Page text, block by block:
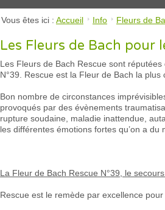
Vous êtes ici : Accueil Info Fleurs de
Les Fleurs de Bach pour
Les Fleurs de Bach Rescue sont
N°39. Rescue est la Fleur de Bach la
Bon nombre de circonstances
provoqués par des évènements
rupture soudaine, maladie inattendue,
les différentes émotions fortes qu’on a du
La Fleur de Bach Rescue N°39, le
Rescue est le remède par excellence